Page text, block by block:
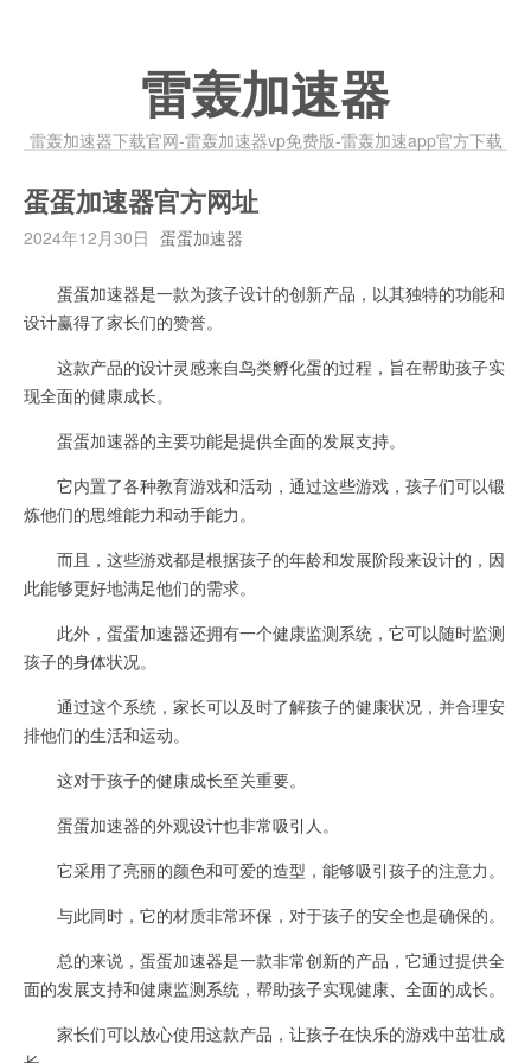
雷轰加速器
雷轰加速器下载官网-雷轰加速器vp免费版-雷轰加速app官方下载
蛋蛋加速器官方网址
2024年12月30日 蛋蛋加速器
蛋蛋加速器是一款为孩子设计的创新产品，以其独特的功能和
设计赢得了家长们的赞誉。
这款产品的设计灵感来自鸟类孵化蛋的过程，旨在帮助孩子实
现全面的健康成长。
蛋蛋加速器的主要功能是提供全面的发展支持。
它内置了各种教育游戏和活动，通过这些游戏，孩子们可以锻
炼他们的思维能力和动手能力。
而且，这些游戏都是根据孩子的年龄和发展阶段来设计的，因
此能够更好地满足他们的需求。
此外，蛋蛋加速器还拥有一个健康监测系统，它可以随时监测
孩子的身体状况。
通过这个系统，家长可以及时了解孩子的健康状况，并合理安
排他们的生活和运动。
这对于孩子的健康成长至关重要。
蛋蛋加速器的外观设计也非常吸引人。
它采用了亮丽的颜色和可爱的造型，能够吸引孩子的注意力。
与此同时，它的材质非常环保，对于孩子的安全也是确保的。
总的来说，蛋蛋加速器是一款非常创新的产品，它通过提供全
面的发展支持和健康监测系统，帮助孩子实现健康、全面的成长。
家长们可以放心使用这款产品，让孩子在快乐的游戏中茁壮成